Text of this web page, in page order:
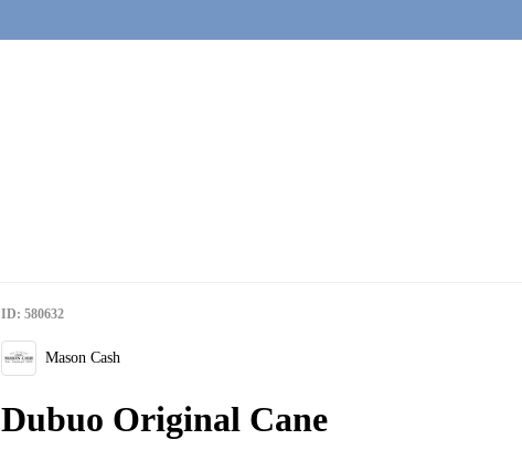
ID: 580632
Mason Cash
Dubuo Original Cane